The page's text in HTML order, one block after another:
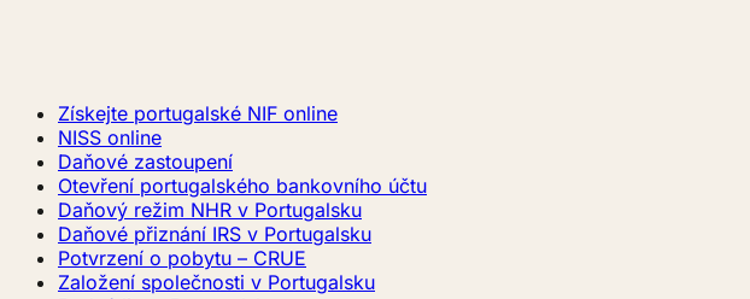
Získejte portugalské NIF online
NISS online
Daňové zastoupení
Otevření portugalského bankovního účtu
Daňový režim NHR v Portugalsku
Daňové přiznání IRS v Portugalsku
Potvrzení o pobytu – CRUE
Založení společnosti v Portugalsku